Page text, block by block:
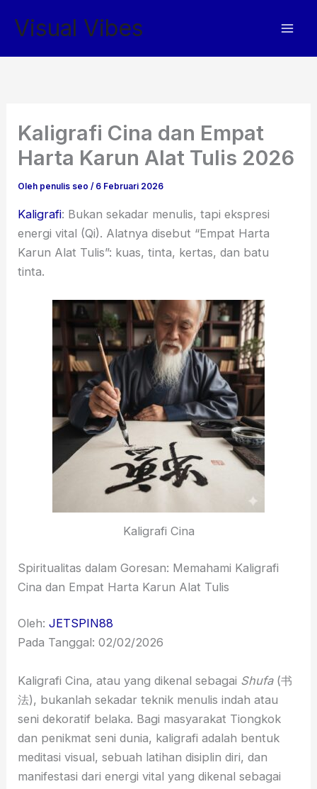
Visual Vibes
Kaligrafi Cina dan Empat
Harta Karun Alat Tulis 2026
Oleh penulis seo/ 6 Februari 2026
Kaligrafi: Bukan sekadar menulis, tapi ekspresi
energi vital (Qi). Alatnya disebut “Empat Harta
Karun Alat Tulis”: kuas, tinta, kertas, dan batu
tinta.
Kaligrafi Cina
Spiritualitas dalam Goresan: Memahami Kaligrafi
Cina dan Empat Harta Karun Alat Tulis
Oleh:JETSPIN88
Pada Tanggal: 02/02/2026
Kaligrafi Cina, atau yang dikenal sebagai Shufa(书
法), bukanlah sekadar teknik menulis indah atau
seni dekoratif belaka. Bagi masyarakat Tiongkok
dan penikmat seni dunia, kaligrafi adalah bentuk
meditasi visual, sebuah latihan disiplin diri, dan
manifestasi dari energi vital yang dikenal sebagai